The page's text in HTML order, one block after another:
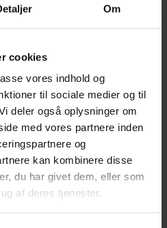
Om
cookies
vores indhold og
til sociale medier og til
deler også oplysninger om
med vores partnere inden
og
kan kombinere disse
du har givet dem, eller som
af deres tjenester.
Moderne behandling og
men prisen kan overraske.
behandling ved sygdom
blodprøver, røntgen og
dækning, som kan
eller alternativ
kastration og
dækket i en sygeforsikring, så
småt, inden man tegner.